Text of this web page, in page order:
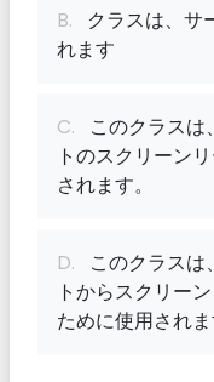
B. クラスは、サ
れます
C. このクラスは
トのスクリーン
されます。
D. このクラスは
トからスクリー
ために使用され